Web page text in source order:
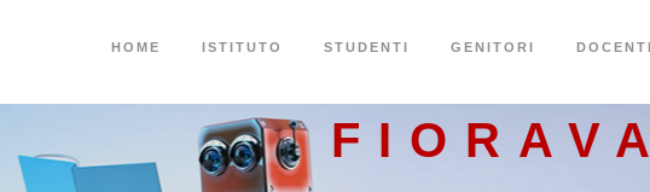
HOME ISTITUTO STUDENTI GENITORI DOCENTI